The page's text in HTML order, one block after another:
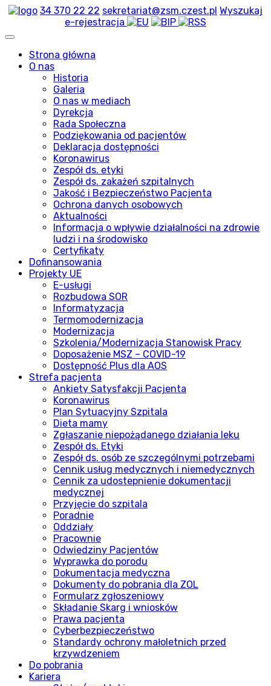
34 370 22 22 sekretariat@zsm.czest.pl Wyszukaj
e-rejestracja
Strona główna
O nas
Historia
Galeria
O nas w mediach
Dyrekcja
Rada Społeczna
Podziękowania od pacjentów
Deklaracja dostępności
Koronawirus
Zespół ds. etyki
Zespół ds. zakażeń szpitalnych
Jakość i Bezpieczeństwo Pacjenta
Ochrona danych osobowych
Aktualności
Informacja o wpływie działalności na zdrowie
ludzi i na środowisko
Certyfikaty
Dofinansowania
Projekty UE
E-usługi
Rozbudowa SOR
Informatyzacja
Termomodernizacja
Modernizacja
Szkolenia/Modernizacja Stanowisk Pracy
Doposażenie MSZ – COVID-19
Dostępność Plus dla AOS
Strefa pacjenta
Ankiety Satysfakcji Pacjenta
Koronawirus
Plan Sytuacyjny Szpitala
Dieta mamy
Zgłaszanie niepożądanego działania leku
Zespół ds. Etyki
Zespół ds. osób ze szczególnymi potrzebami
Cennik usług medycznych i niemedycznych
Cennik za udostepnienie dokumentacji
medycznej
Przyjęcie do szpitala
Poradnie
Oddziały
Pracownie
Odwiedziny Pacjentów
Wyprawka do porodu
Dokumentacja medyczna
Dokumenty do pobrania dla ZOL
Formularz zgłoszeniowy
Składanie Skarg i wniosków
Prawa pacjenta
Cyberbezpieczeństwo
Standardy ochrony małoletnich przed
krzywdzeniem
Do pobrania
Kariera